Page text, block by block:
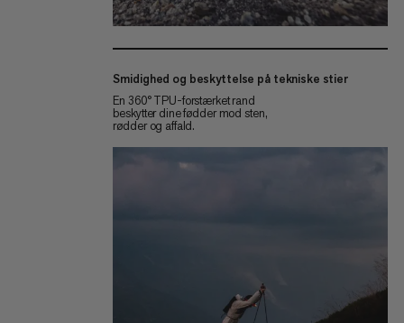
Smidighed og beskyttelse på tekniske stier
En 360° TPU-forstærket rand
beskytter dine fødder mod sten,
rødder og affald.